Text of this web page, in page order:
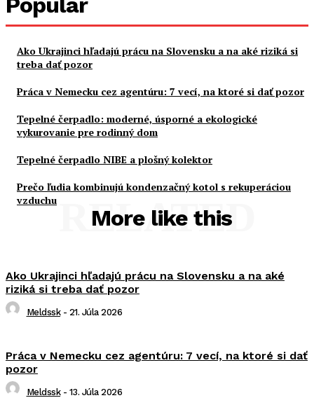
Ako Ukrajinci hľadajú prácu na Slovensku a na aké riziká si
treba dať pozor
Práca v Nemecku cez agentúru: 7 vecí, na ktoré si dať pozor
Tepelné čerpadlo: moderné, úsporné a ekologické
vykurovanie pre rodinný dom
Tepelné čerpadlo NIBE a plošný kolektor
Prečo ľudia kombinujú kondenzačný kotol s rekuperáciou
vzduchu
More like this
RELATED
Ako Ukrajinci hľadajú prácu na Slovensku a na aké
riziká si treba dať pozor
Meldssk - 21. Júla 2026
Práca v Nemecku cez agentúru: 7 vecí, na ktoré si dať
pozor
Meldssk - 13. Júla 2026